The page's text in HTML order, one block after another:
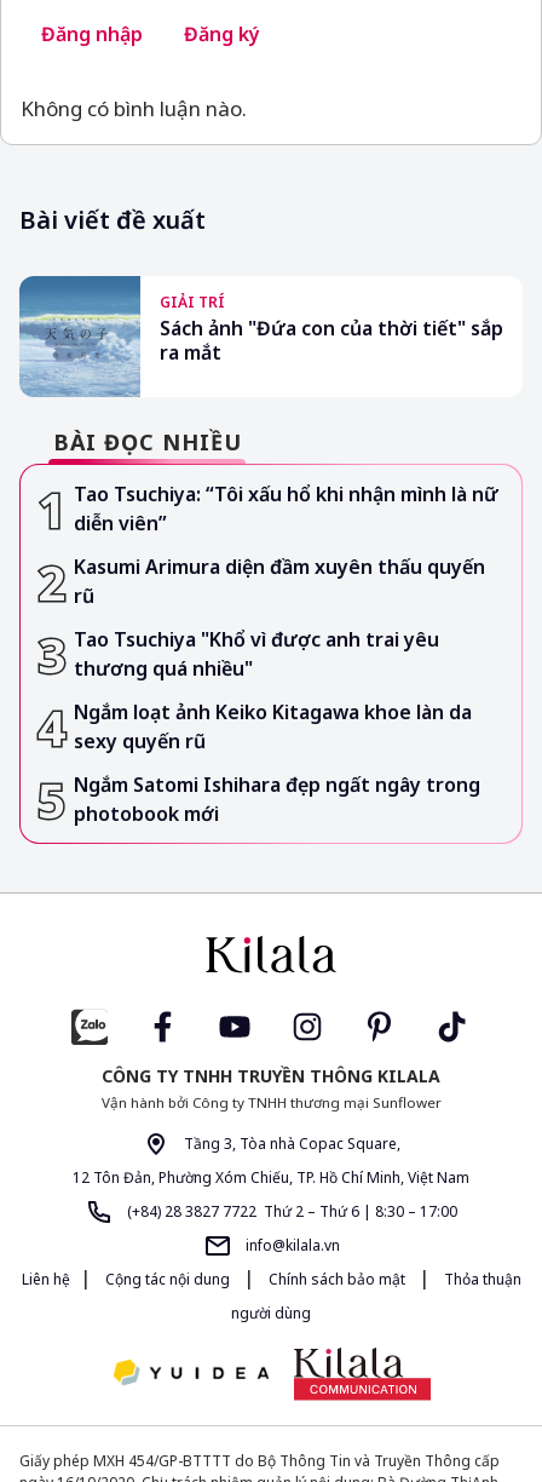
Đăng nhập Đăng ký
Không có bình luận nào.
Bài viết đề xuất
GIẢI TRÍ
Sách ảnh "Đứa con của thời tiết" sắp
ra mắt
BÀI ĐỌC NHIỀU
Tao Tsuchiya: “Tôi xấu hổ khi nhận mình là nữ
diễn viên”
Kasumi Arimura diện đầm xuyên thấu quyến
rũ
Tao Tsuchiya "Khổ vì được anh trai yêu
thương quá nhiều"
Ngắm loạt ảnh Keiko Kitagawa khoe làn da
sexy quyến rũ
Ngắm Satomi Ishihara đẹp ngất ngây trong
photobook mới
CÔNG TY TNHH TRUYỀN THÔNG KILALA
Vận hành bởi Công ty TNHH thương mại Sunflower
Tầng 3, Tòa nhà Copac Square,
12 Tôn Đản, Phường Xóm Chiếu, TP. Hồ Chí Minh, Việt Nam
(+84) 28 3827 7722 Thứ 2 – Thứ 6 | 8:30 – 17:00
info@kilala.vn
Liên hệ
| Cộng tác nội dung | Chính sách bảo mật |
Thỏa thuận
người dùng
Giấy phép MXH 454/GP-BTTTT do Bộ Thông Tin và Truyền Thông cấp